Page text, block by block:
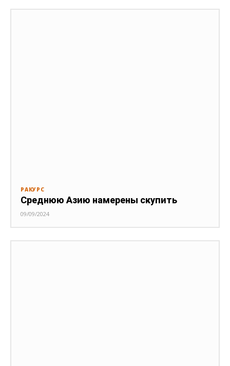
РАКУРС
Среднюю Азию намерены скупить
09/09/2024